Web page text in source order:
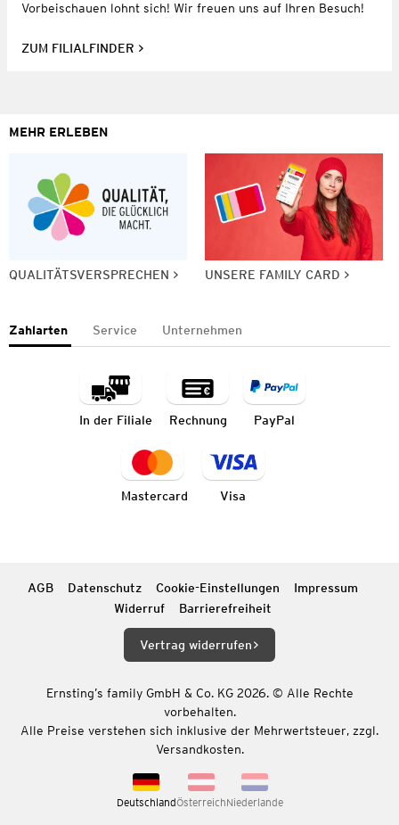
Vorbeischauen lohnt sich! Wir freuen uns auf Ihren Besuch!
ZUM FILIALFINDER
MEHR ERLEBEN
QUALITÄTSVERSPRECHEN UNSERE FAMILY CARD
Zahlarten Service Unternehmen
In der Filiale Rechnung PayPal
Mastercard Visa
AGB Datenschutz Cookie-Einstellungen
Impressum
Widerruf
Barrierefreiheit
Vertrag widerrufen
Ernsting’s family GmbH & Co. KG 2026. © Alle Rechte
vorbehalten.
Alle Preise verstehen sich inklusive der Mehrwertsteuer, zzgl.
Versandkosten.
DeutschlandÖsterreichNiederlande